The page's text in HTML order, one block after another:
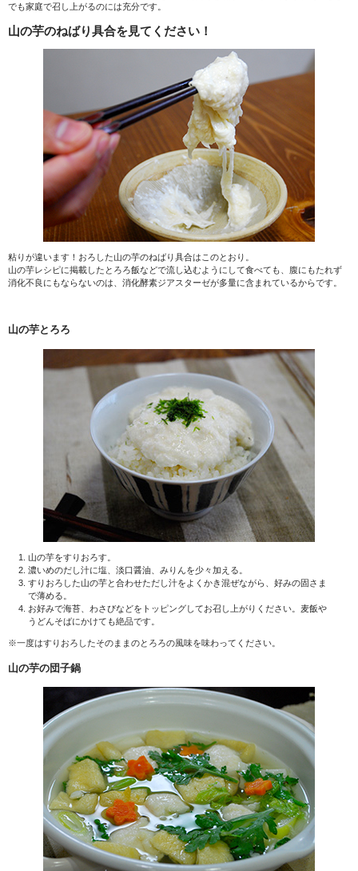
でも家庭で召し上がるのには充分です。
山の芋のねばり具合を見てください！
粘りが違います！おろした山の芋のねばり具合はこのとおり。
山の芋レシピに掲載したとろろ飯などで流し込むようにして食べても、腹にもたれず
消化不良にもならないのは、消化酵素ジアスターゼが多量に含まれているからです。
山の芋とろろ
山の芋をすりおろす。
濃いめのだし汁に塩、淡口醤油、みりんを少々加える。
すりおろした山の芋と合わせただし汁をよくかき混ぜながら、好みの固さま
で薄める。
お好みで海苔、わさびなどをトッピングしてお召し上がりください。麦飯や
うどんそばにかけても絶品です。
※一度はすりおろしたそのままのとろろの風味を味わってください。
山の芋の団子鍋